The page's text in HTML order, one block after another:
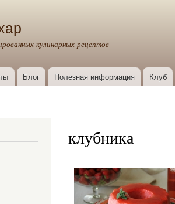
кулинарных рецептов
Блог Полезная информация Клуб
клубника